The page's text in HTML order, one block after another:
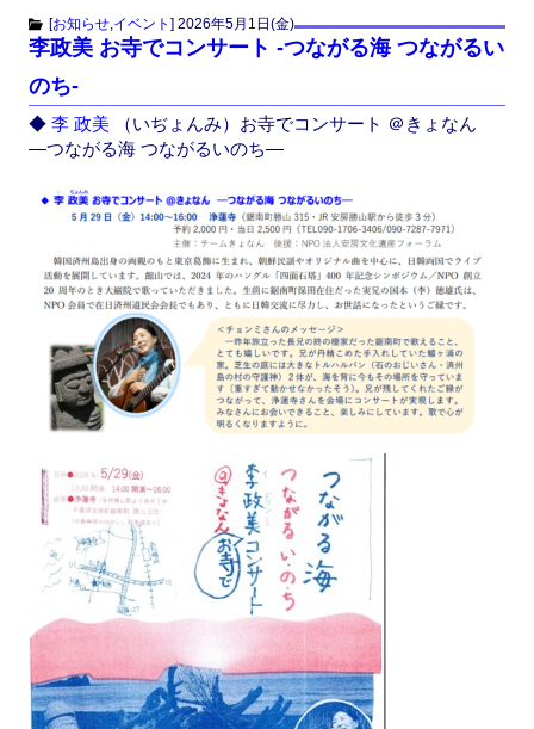
c
e
b
o
k
st
o
d
o
ail
[お知らせ,イベント ] 2026年5月1日(金)
李政美 お寺でコンサート -つながる海 つながるい
のち-
◆ 李 政美 （いぢょんみ）お寺でコンサート ＠きょなん
―つながる海 つながるいのち―